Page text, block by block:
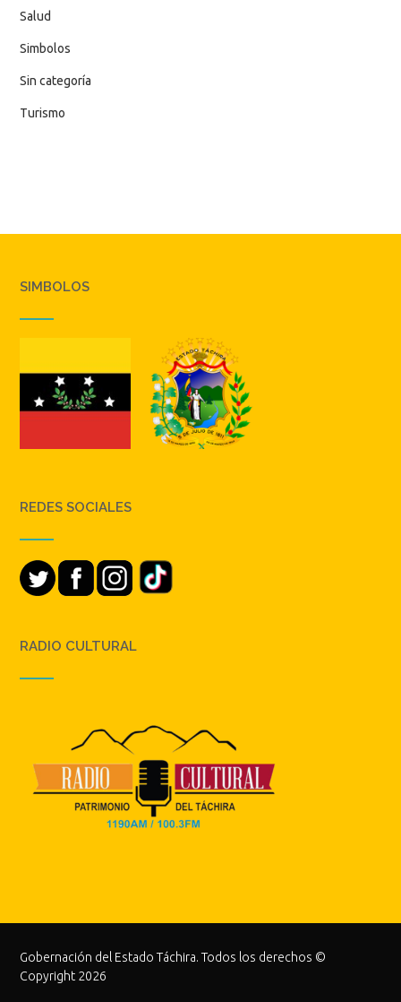
Salud
Simbolos
Sin categoría
Turismo
SIMBOLOS
REDES SOCIALES
RADIO CULTURAL
Gobernación del Estado Táchira. Todos los derechos ©
Copyright 2026